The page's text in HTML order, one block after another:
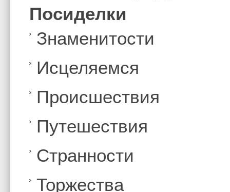
Посиделки
Знаменитости
Иcцеляемся
Происшествия
Путешествия
Странности
Торжества